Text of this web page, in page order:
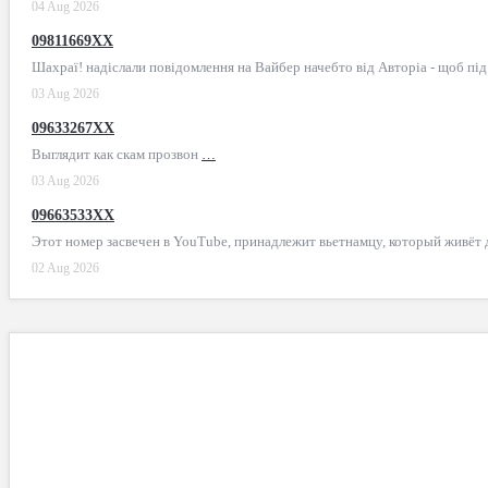
04 Aug 2026
09811669XX
Шахраї! надіслали повідомлення на Вайбер начебто від Авторіа - щоб під
03 Aug 2026
09633267XX
Выглядит как скам прозвон …
03 Aug 2026
09663533XX
Этот номер засвечен в YouTube, принадлежит вьетнамцу, который живёт
02 Aug 2026